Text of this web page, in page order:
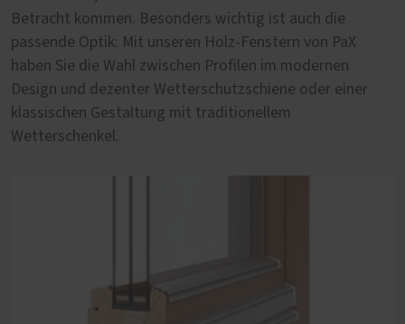
Betracht kommen. Besonders wichtig ist auch die
passende Optik: Mit unseren Holz-Fenstern von PaX
haben Sie die Wahl zwischen Profilen im modernen
Design und dezenter Wetterschutzschiene oder einer
klassischen Gestaltung mit traditionellem
Wetterschenkel.
Beim Thema nachhaltige Holzarten empfehlen wir
Eucalyptus globulus. Es stammt aus nachverfolgbarem,
FSC-zertifiziertem Anbau im Norden Spaniens.
PaX Classic vereinen beides: historische Erscheinung für
nahezu jeden Baustil und zeitgemäßen Wohnkomfort.
Mehr erfahren